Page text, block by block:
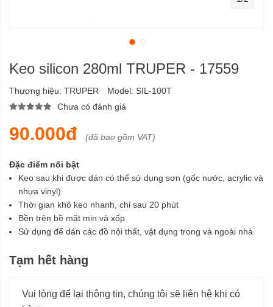
Keo silicon 280ml TRUPER - 17559
Thương hiệu: TRUPER Model: SIL-100T
Chưa có đánh giá
90.000đ (đã bao gồm VAT)
Đặc điểm nổi bật
Keo sau khi được dán có thể sử dụng sơn (gốc nước, acrylic và
nhựa vinyl)
Thời gian khô keo nhanh, chỉ sau 20 phút
Bền trên bề mặt mịn và xốp
Sử dụng để dán các đồ nội thất, vật dụng trong và ngoài nhà
Tạm hết hàng
Vui lòng để lại thông tin, chúng tôi sẽ liên hệ khi có